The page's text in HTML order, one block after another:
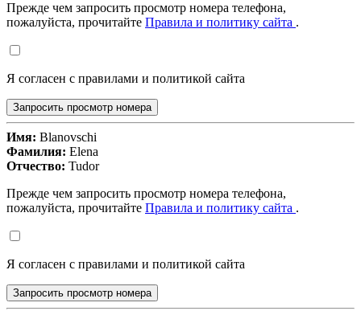
Прежде чем запросить просмотр номера телефона,
пожалуйста, прочитайте Правила и политику сайта .
Я согласен с правилами и политикой сайта
Запросить просмотр номера
Имя: Blanovschi
Фамилия: Elena
Отчество: Tudor
Прежде чем запросить просмотр номера телефона,
пожалуйста, прочитайте Правила и политику сайта .
Я согласен с правилами и политикой сайта
Запросить просмотр номера